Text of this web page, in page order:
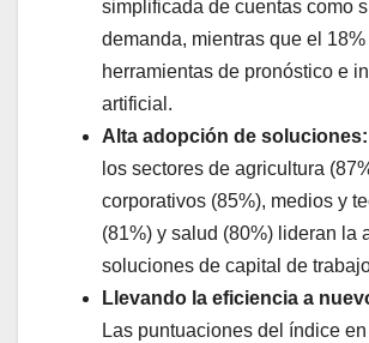
simplificada de cuentas como
demanda, mientras que el 18%
herramientas de pronóstico e
artificial.
Alta adopción de soluciones:
los sectores de agricultura
corporativos (85%), medios y
(81%) y salud (80%) lideran la
soluciones de capital de
Llevando la eficiencia a
Las puntuaciones del índice